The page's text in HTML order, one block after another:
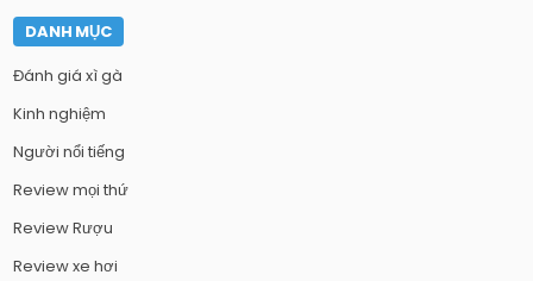
DANH MỤC
Đánh giá xì gà
Kinh nghiệm
Người nổi tiếng
Review mọi thứ
Review Rượu
Review xe hơi